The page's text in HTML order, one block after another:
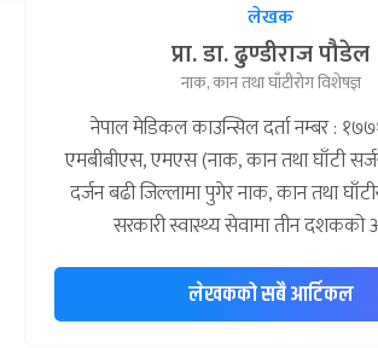
लेखक
प्रा. डा. ढुण्डीराज पौडेल
नाक, कान तथा घाँटीरोग विशेषज्ञ
नेपाल मेडिकल काउन्सिल दर्ता नम्बर :
एमबीबीएस, एमएस (नाक, कान तथा घाँटी
दर्जन बढी जिल्लामा पुगेर नाक, कान तथा
सरकारी स्वास्थ्य सेवामा तीन दशकको
लेखकको सबै आर्टिकल